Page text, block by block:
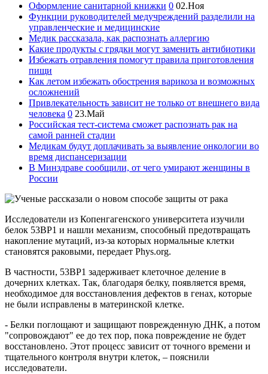
Оформление санитарной книжки 0 02.Ноя
Функции руководителей медучреждений разделили на
управленческие и медицинские
Медик рассказала, как распознать аллергию
Какие продукты с грядки могут заменить антибиотики
Избежать отравления помогут правила приготовления
пищи
Как летом избежать обострения варикоза и возможных
осложнений
Привлекательность зависит не только от внешнего вида
человека 0 23.Май
Российская тест-система сможет распознать рак на
самой ранней стадии
Медикам будут доплачивать за выявление онкологии во
время диспансеризации
В Минздраве сообщили, от чего умирают женщины в
России
Исследователи из Копенгагенского университета изучили
белок 53BP1 и нашли механизм, способный предотвращать
накопление мутаций, из-за которых нормальные клетки
становятся раковыми, передает Phys.org.
В частности, 53BP1 задерживает клеточное деление в
дочерних клетках. Так, благодаря белку, появляется время,
необходимое для восстановления дефектов в генах, которые
не были исправлены в материнской клетке.
- Белки поглощают и защищают поврежденную ДНК, а потом
"сопровождают" ее до тех пор, пока повреждение не будет
восстановлено. Этот процесс зависит от точного времени и
тщательного контроля внутри клеток, – пояснили
исследователи.